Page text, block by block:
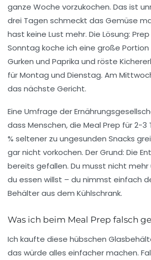
ganze Woche vorzukochen. Das ist
drei Tagen schmeckt das Gemüse
hast keine Lust mehr. Die Lösung:
Sonntag koche ich eine große Portion
Gurken und Paprika und röste
für Montag und Dienstag. Am
das nächste Gericht.
Eine Umfrage der
dass Menschen, die Meal Prep für 2-
% seltener zu ungesunden Snacks
gar nicht vorkochen. Der Grund: Die
bereits gefallen. Du musst nicht mehr
du essen willst – du nimmst einfach
Behälter aus dem Kühlschrank.
Was ich beim Meal Prep falsch
Ich kaufte diese hübschen
das würde alles einfacher machen.